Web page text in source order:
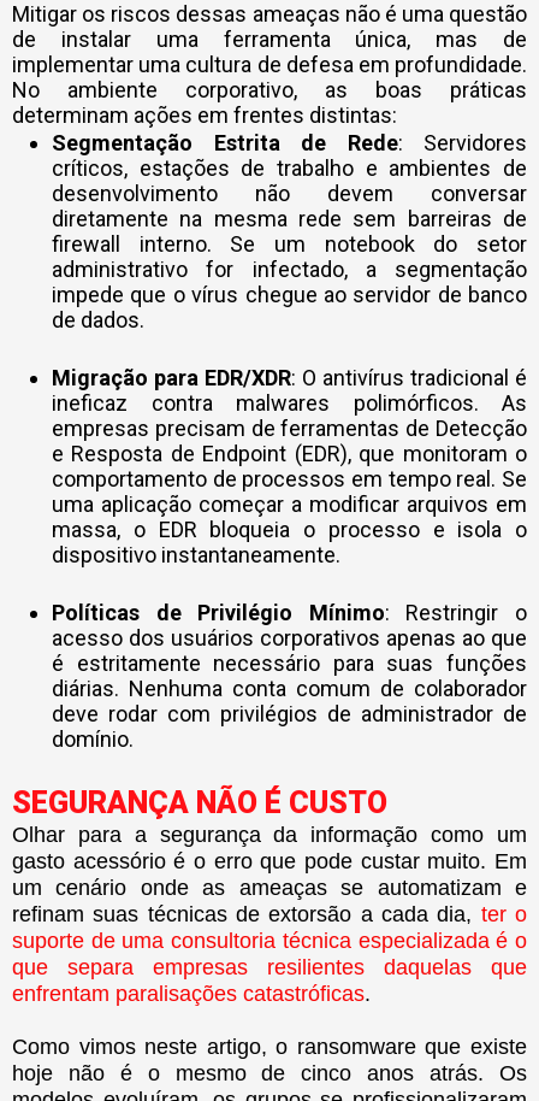
Mitigar os riscos dessas ameaças não é uma questão
de instalar uma ferramenta única, mas de
implementar uma cultura de defesa em profundidade.
No ambiente corporativo, as boas práticas
determinam ações em frentes distintas:
Segmentação Estrita de Rede: Servidores
críticos, estações de trabalho e ambientes de
desenvolvimento não devem conversar
diretamente na mesma rede sem barreiras de
firewall interno. Se um notebook do setor
administrativo for infectado, a segmentação
impede que o vírus chegue ao servidor de banco
de dados.
Migração para EDR/XDR: O antivírus tradicional é
ineficaz contra malwares polimórficos. As
empresas precisam de ferramentas de Detecção
e Resposta de Endpoint (EDR), que monitoram o
comportamento de processos em tempo real. Se
uma aplicação começar a modificar arquivos em
massa, o EDR bloqueia o processo e isola o
dispositivo instantaneamente.
Políticas de Privilégio Mínimo: Restringir o
acesso dos usuários corporativos apenas ao que
é estritamente necessário para suas funções
diárias. Nenhuma conta comum de colaborador
deve rodar com privilégios de administrador de
domínio.
SEGURANÇA NÃO É CUSTO
Olhar para a segurança da informação como um
gasto acessório é o erro que pode custar muito. Em
um cenário onde as ameaças se automatizam e
refinam suas técnicas de extorsão a cada dia, ter o
suporte de uma consultoria técnica especializada é o
que separa empresas resilientes daquelas que
enfrentam paralisações catastróficas.
Como vimos neste artigo, o ransomware que existe
hoje não é o mesmo de cinco anos atrás. Os